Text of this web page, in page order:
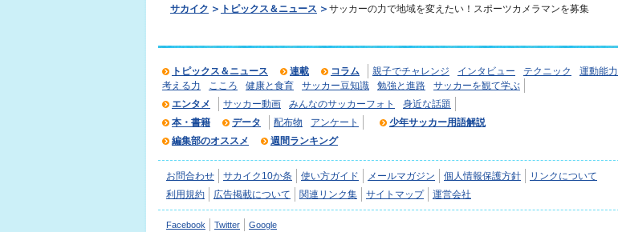
サカイク トピックス＆ニュース サッカーの力で地域を変えたい！スポーツカメラマンを募集
トピックス＆ニュース 連載 コラム 親子でチャレンジ インタビュー テクニック
運動能力
考える力
こころ 健康と食育 サッカー豆知識 勉強と進路
サッカーを観て学ぶ
エンタメ
サッカー動画 みんなのサッカーフォト
身近な話題
本・書籍
データ 配布物 アンケート
少年サッカー用語解説
編集部のオススメ
週間ランキング
お問合わせ サカイク10か条 使い方ガイド メールマガジン 個人情報保護方針
リンクについて
利用規約
広告掲載について 関連リンク集 サイトマップ 運営会社
Facebook Twitter Google